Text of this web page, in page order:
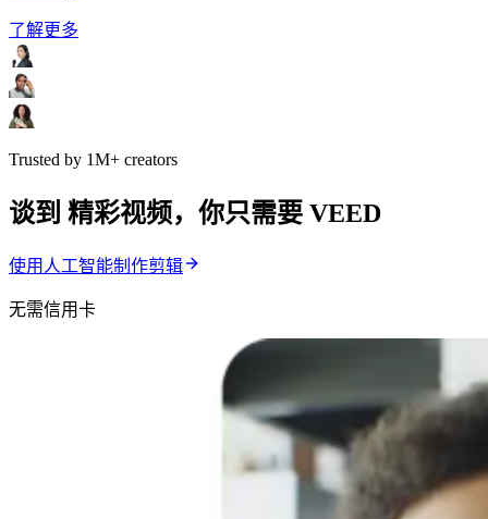
了解更多
Trusted by 1M+ creators
谈到 精彩视频，你只需要 VEED
使用人工智能制作剪辑
无需信用卡